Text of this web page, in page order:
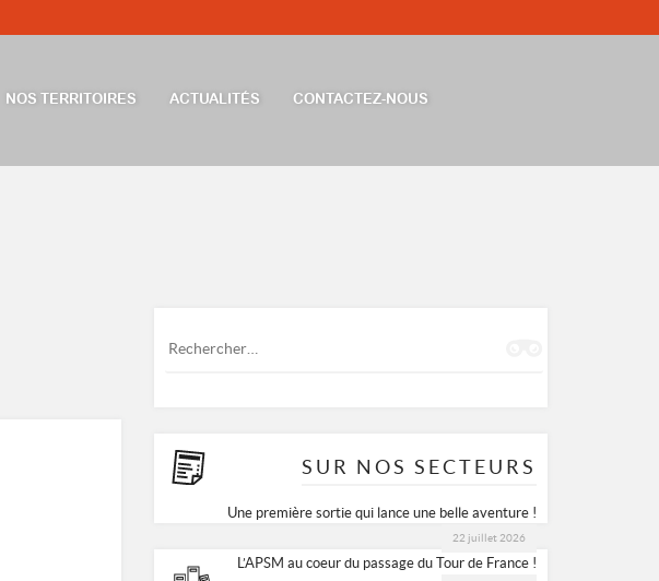
NOS TERRITOIRES ACTUALITÉS CONTACTEZ-NOUS
SUR NOS SECTEURS
Une première sortie qui lance une belle aventure !
22 juillet 2026
L’APSM au coeur du passage du Tour de France !